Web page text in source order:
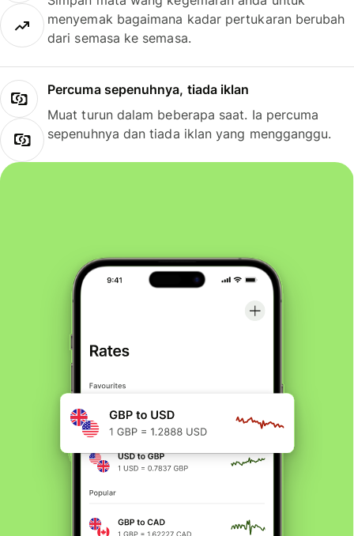
menyemak bagaimana kadar pertukaran berubah
dari semasa ke semasa.
Percuma sepenuhnya, tiada iklan
Muat turun dalam beberapa saat. Ia percuma
sepenuhnya dan tiada iklan yang mengganggu.